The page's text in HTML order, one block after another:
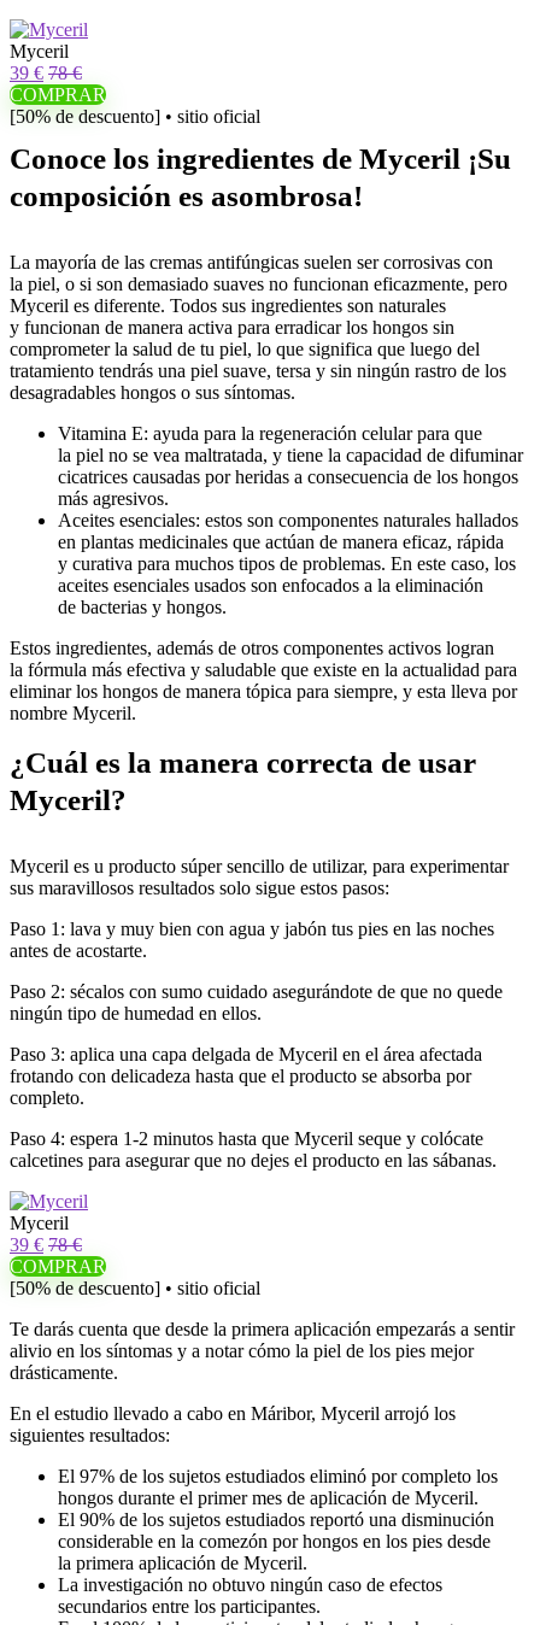
Myceril
39 € 78 €
COMPRAR
[50% de descuento] • sitio oficial
Conoce los ingredientes de Myceril ¡Su
composición es asombrosa!
La mayoría de las cremas antifúngicas suelen ser corrosivas con
la piel, o si son demasiado suaves no funcionan eficazmente, pero
Myceril es diferente. Todos sus ingredientes son naturales
y funcionan de manera activa para erradicar los hongos sin
comprometer la salud de tu piel, lo que significa que luego del
tratamiento tendrás una piel suave, tersa y sin ningún rastro de los
desagradables hongos o sus síntomas.
Vitamina E: ayuda para la regeneración celular para que
la piel no se vea maltratada, y tiene la capacidad de difuminar
cicatrices causadas por heridas a consecuencia de los hongos
más agresivos.
Aceites esenciales: estos son componentes naturales hallados
en plantas medicinales que actúan de manera eficaz, rápida
y curativa para muchos tipos de problemas. En este caso, los
aceites esenciales usados son enfocados a la eliminación
de bacterias y hongos.
Estos ingredientes, además de otros componentes activos logran
la fórmula más efectiva y saludable que existe en la actualidad para
eliminar los hongos de manera tópica para siempre, y esta lleva por
nombre Myceril.
¿Cuál es la manera correcta de usar
Myceril?
Myceril es u producto súper sencillo de utilizar, para experimentar
sus maravillosos resultados solo sigue estos pasos:
Paso 1: lava y muy bien con agua y jabón tus pies en las noches
antes de acostarte.
Paso 2: sécalos con sumo cuidado asegurándote de que no quede
ningún tipo de humedad en ellos.
Paso 3: aplica una capa delgada de Myceril en el área afectada
frotando con delicadeza hasta que el producto se absorba por
completo.
Paso 4: espera 1-2 minutos hasta que Myceril seque y colócate
calcetines para asegurar que no dejes el producto en las sábanas.
Myceril
39 € 78 €
COMPRAR
[50% de descuento] • sitio oficial
Te darás cuenta que desde la primera aplicación empezarás a sentir
alivio en los síntomas y a notar cómo la piel de los pies mejor
drásticamente.
En el estudio llevado a cabo en Máribor, Myceril arrojó los
siguientes resultados:
El 97% de los sujetos estudiados eliminó por completo los
hongos durante el primer mes de aplicación de Myceril.
El 90% de los sujetos estudiados reportó una disminución
considerable en la comezón por hongos en los pies desde
la primera aplicación de Myceril.
La investigación no obtuvo ningún caso de efectos
secundarios entre los participantes.